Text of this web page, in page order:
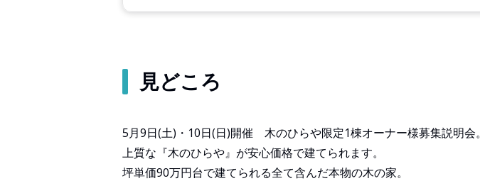
見どころ
5月9日(土)・10日(日)開催 木のひらや限定1棟オーナー様募集説明会。
上質な『木のひらや』が安心価格で建てられます。
坪単価90万円台で建てられる全て含んだ本物の木の家。